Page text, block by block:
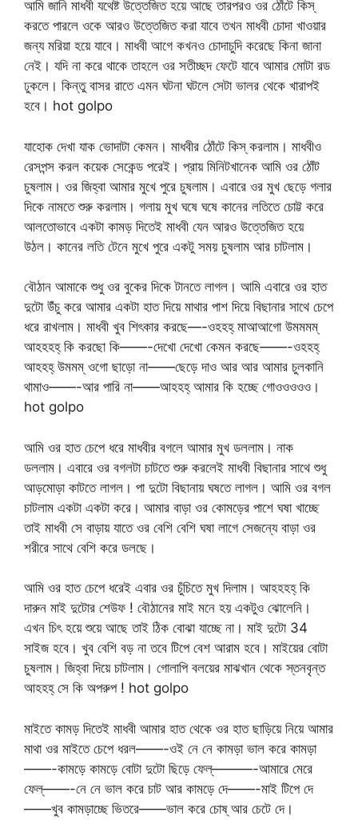
আমি জানি মাধবী যথেষ্ট উত্তেজিত হয়ে আছে তারপরও ওর ঠোঁটে কিস্
করতে পারলে ওকে আরও উত্তেজিত করা যাবে তখন মাধবী চোদা খাওয়ার
জন্য মরিয়া হয়ে যাবে। মাধবী আগে কখনও চোদাচুদি করেছে কিনা জানা
নেই। যদি না করে থাকে তাহলে ওর সতীচ্ছদ ফেটে যাবে আমার মোটা রড
ঢুকলে। কিন্তু বাসর রাতে এমন ঘটনা ঘটলে সেটা ভালর থেকে খারাপই
হবে। hot golpo
যাহোক দেখা যাক ভোদাটা কেমন। মাধবীর ঠোঁটে কিস্ করলাম। মাধবীও
রেসপন্স করল কয়েক সেকেন্ড পরেই। প্রায় মিনিটখানেক আমি ওর ঠোঁট
চুষলাম। ওর জিহ্বা আমার মুখে পুরে চুষলাম। এবারে ওর মুখ ছেড়ে গলার
দিকে নামতে শুরু করলাম। গলায় মুখ ঘষে ঘষে কানের লতিতে চোট্ট করে
আলতোভাবে একটা কামড় দিতেই মাধবী যেন আরও উত্তেজিত হয়ে
উঠল। কানের লতি টেনে মুখে পুরে একটু সময় চুষলাম আর চাটলাম।
বৌঠান আমাকে শুধু ওর বুকের দিকে টানতে লাগল। আমি এবারে ওর হাত
দুটো উঁচু করে আমার একটা হাত দিয়ে মাথার পাশ দিয়ে বিছানার সাথে চেপে
ধরে রাখলাম। মাধবী খুব শিৎকার করছে—-ওহহহ্ মাআআগো উমমমম্
আহহহহ্ কি করছো কি——-দেখো দেখো কেমন করছে——-ওহহহ্
আহহহ্ উমমম্ ওগো ছাড়ো না——ছেড়ে দাও আর আর আমার চুলকানি
থামাও——-আর পারি না——আহহহ্ আমার কি হচ্ছে গোওওওওও।
hot golpo
আমি ওর হাত চেপে ধরে মাধবীর বগলে আমার মুখ ডললাম। নাক
ডললাম। এবারে ওর বগলটা চাটতে শুরু করলেই মাধবী বিছানার সাথে শুধু
আড়মোড়া কাটতে লাগল। পা দুটো বিছানায় ঘষতে লাগল। আমি ওর বগল
চাটলাম একটা একটা করে। আমার বাড়া ওর কোমড়ের পাশে ঘষা খাচ্ছে
তাই মাধবী সে বাড়ায় যাতে ওর বেশি বেশি ঘষা লাগে সেজন্যে বাড়া ওর
শরীরে সাথে বেশি করে ডলছে।
আমি ওর হাত চেপে ধরেই এবার ওর চুঁচিতে মুখ দিলাম। আহহহহ্ কি
দারুন মাই দুটোর শেউফ ! বৌঠানের মাই মনে হয় একটুও ঝোলেনি।
এখন চিৎ হয়ে শুয়ে আছে তাই ঠিক বোঝা যাচ্ছে না। মাই দুটো 34
সাইজ হবে। খুব বেশি বড় না তবে টিপে বেশ আরাম হবে। মাইয়ের বোটা
চুষলাম। জিহ্বা দিয়ে চাটলাম। গোলাপি বলয়ের মাঝখান থেকে স্তনবৃন্ত
আহহহ্ সে কি অপরুপ ! hot golpo
মাইতে কামড় দিতেই মাধবী আমার হাত থেকে ওর হাত ছাড়িয়ে নিয়ে আমার
মাথা ওর মাইতে চেপে ধরল——-ওই নে নে কামড়া ভাল করে কামড়া
——-কামড়ে কামড়ে বোটা দুটো ছিড়ে ফেল্———-আমারে মেরে
ফেল্——-নে নে ভাল করে চাট আর কামড়ে দে——-মাই টিপে দে
——খুব কামড়াচ্ছে ভিতরে——ভাল করে চোষ্ আর চেটে দে।